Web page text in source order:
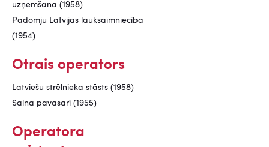
uzņemšana (1958)
Padomju Latvijas lauksaimniecība
(1954)
Otrais operators
Latviešu strēlnieka stāsts (1958)
Salna pavasarī (1955)
Operatora